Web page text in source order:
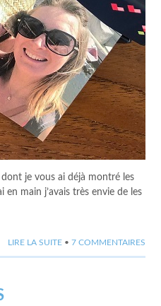
je vous ai déjà montré les
en main j’avais très envie de les
LIRE LA SUITE • 7 COMMENTAIRES